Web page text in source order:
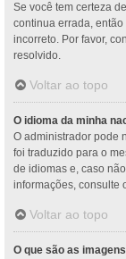
Se você tem certeza
continua errada,
incorreto. Por favor,
resolvido.
Voltar ao topo
O idioma da minha
O administrador pode
foi traduzido para o
de idiomas e, caso
informações, consulte
Voltar ao topo
O que são as